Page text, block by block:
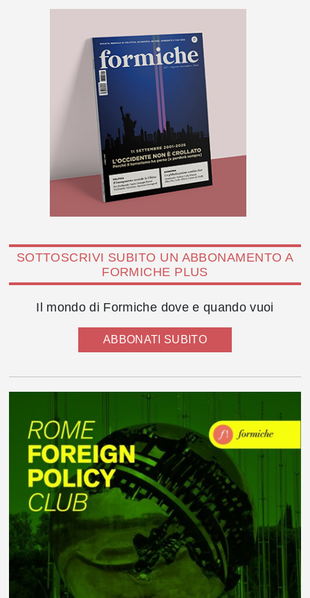
SOTTOSCRIVI SUBITO UN ABBONAMENTO A
FORMICHE PLUS
Il mondo di Formiche dove e quando vuoi
ABBONATI SUBITO